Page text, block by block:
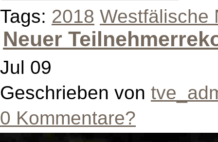
Tags: 2018 Westfälische
Neuer
Jul 09
Geschrieben von
0 Kommentare?